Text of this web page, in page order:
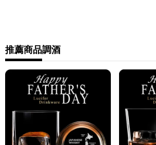
•7-11 - 運費 60 元，NT 600 享免運
•全家 - 運費 60 元，NT 600 享免運
新竹物流 - 運費 80 元
黑貓(包裹90cm以下) - 運費 170
• 黑貓(包裹91~120cm) - 運費 210 元
•黑貓(包裹121~150cm以下) - 運費
推薦商品調酒